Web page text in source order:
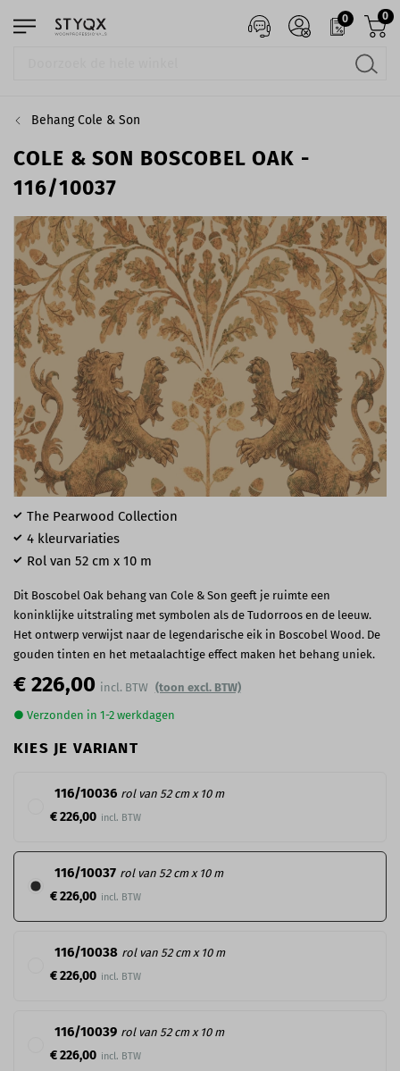
0 0
Behang Cole & Son
COLE & SON BOSCOBEL OAK -
116/10037
€ 226,00 (toon excl. BTW)
● Verzonden in 1-2 werkdagen
KIES JE VARIANT
116/10036 rol van 52 cm x 10 m
€ 226,00
116/10037 rol van 52 cm x 10 m
€ 226,00
116/10038 rol van 52 cm x 10 m
€ 226,00
116/10039 rol van 52 cm x 10 m
€ 226,00
The Pearwood Collection
4 kleurvariaties
Rol van 52 cm x 10 m
Dit Boscobel Oak behang van Cole & Son geeft je ruimte een
koninklijke uitstraling met symbolen als de Tudorroos en de leeuw.
Het ontwerp verwijst naar de legendarische eik in Boscobel Wood. De
gouden tinten en het metaalachtige effect maken het behang uniek.